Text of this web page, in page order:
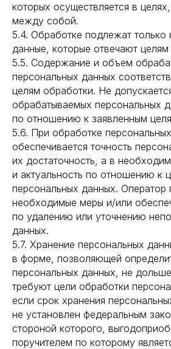
которых осуществляется в
между собой.
5.4. Обработке подлежат только
данные, которые отвечают
5.5. Содержание и объем
персональных данных
целям обработки. Не
обрабатываемых персональных
по отношению к заявленным
5.6. При обработке
обеспечивается точность
их достаточность, а в
и актуальность по отношению к
персональных данных. Оператор
необходимые меры и/или
по удалению или уточнению
данных.
5.7. Хранение персональных
в форме, позволяющей
персональных данных, не
требуют цели обработки
если срок хранения
не установлен федеральным
стороной которого,
поручителем по которому